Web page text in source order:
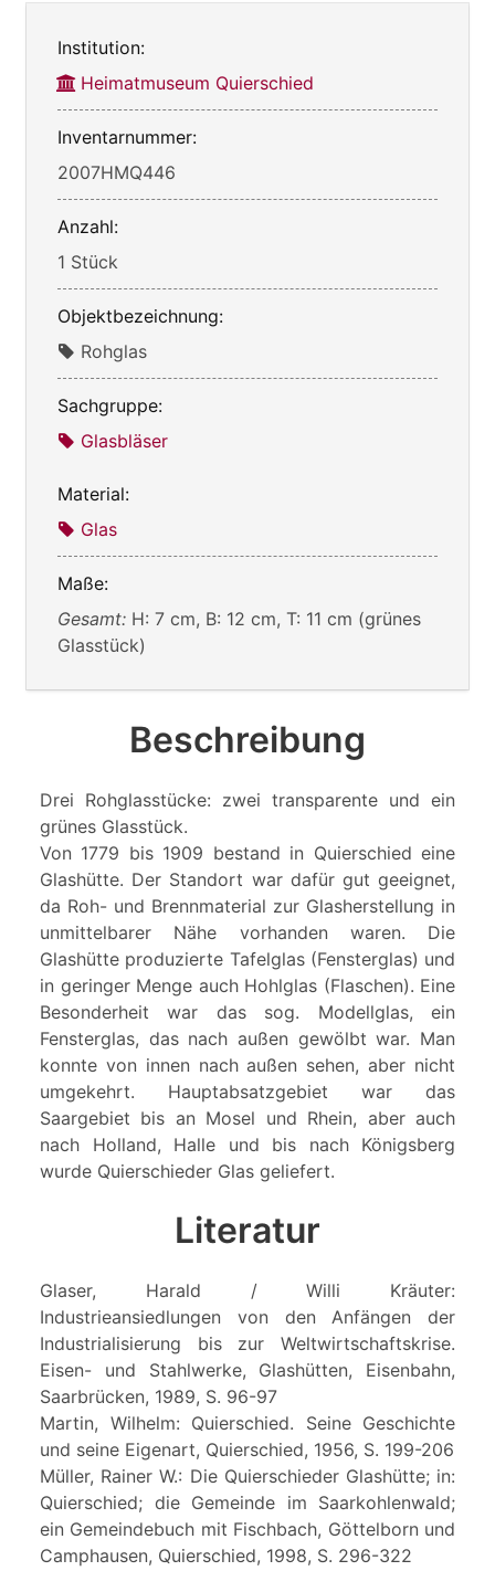
Institution:
Heimatmuseum Quierschied
Inventarnummer:
2007HMQ446
Anzahl:
1 Stück
Objektbezeichnung:
Rohglas
Sachgruppe:
Glasbläser
Material:
Glas
Maße:
Gesamt: H: 7 cm, B: 12 cm, T: 11 cm (grünes
Glasstück)
Beschreibung
Drei Rohglasstücke: zwei transparente und ein
grünes Glasstück.
Von 1779 bis 1909 bestand in Quierschied eine
Glashütte. Der Standort war dafür gut geeignet,
da Roh- und Brennmaterial zur Glasherstellung in
unmittelbarer Nähe vorhanden waren. Die
Glashütte produzierte Tafelglas (Fensterglas) und
in geringer Menge auch Hohlglas (Flaschen). Eine
Besonderheit war das sog. Modellglas, ein
Fensterglas, das nach außen gewölbt war. Man
konnte von innen nach außen sehen, aber nicht
umgekehrt. Hauptabsatzgebiet war das
Saargebiet bis an Mosel und Rhein, aber auch
nach Holland, Halle und bis nach Königsberg
wurde Quierschieder Glas geliefert.
Literatur
Glaser, Harald / Willi Kräuter:
Industrieansiedlungen von den Anfängen der
Industrialisierung bis zur Weltwirtschaftskrise.
Eisen- und Stahlwerke, Glashütten, Eisenbahn,
Saarbrücken, 1989, S. 96-97
Martin, Wilhelm: Quierschied. Seine Geschichte
und seine Eigenart, Quierschied, 1956, S. 199-206
Müller, Rainer W.: Die Quierschieder Glashütte; in:
Quierschied; die Gemeinde im Saarkohlenwald;
ein Gemeindebuch mit Fischbach, Göttelborn und
Camphausen, Quierschied, 1998, S. 296-322